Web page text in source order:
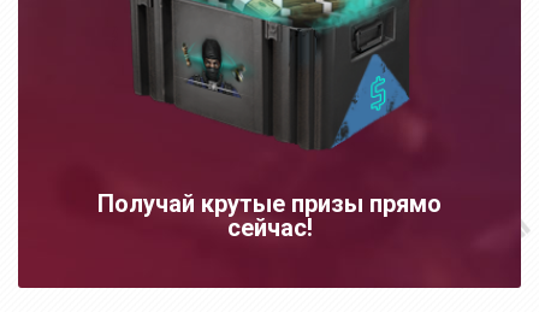
Получай крутые призы прямо
сейчас!